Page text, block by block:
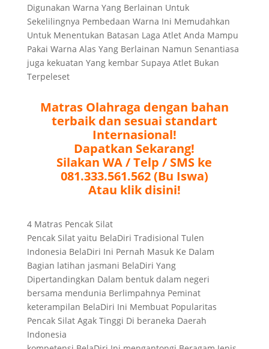
Digunakan Warna Yang Berlainan Untuk
Sekelilingnya Pembedaan Warna Ini Memudahkan
Untuk Menentukan Batasan Laga Atlet Anda Mampu
Pakai Warna Alas Yang Berlainan Namun Senantiasa
juga kekuatan Yang kembar Supaya Atlet Bukan
Terpeleset
Matras Olahraga dengan bahan
terbaik dan sesuai standart
Internasional!
Dapatkan Sekarang!
Silakan WA / Telp / SMS ke
081.333.561.562 (Bu Iswa)
Atau klik disini!
4 Matras Pencak Silat
Pencak Silat yaitu BelaDiri Tradisional Tulen
Indonesia BelaDiri Ini Pernah Masuk Ke Dalam
Bagian latihan jasmani BelaDiri Yang
Dipertandingkan Dalam bentuk dalam negeri
bersama mendunia Berlimpahnya Peminat
keterampilan BelaDiri Ini Membuat Popularitas
Pencak Silat Agak Tinggi Di beraneka Daerah
Indonesia